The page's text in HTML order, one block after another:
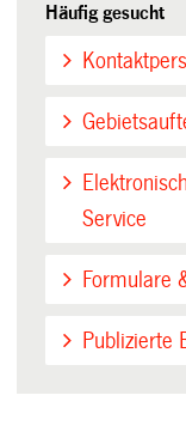
Häufig gesucht
Service
Formulare
Publizierte